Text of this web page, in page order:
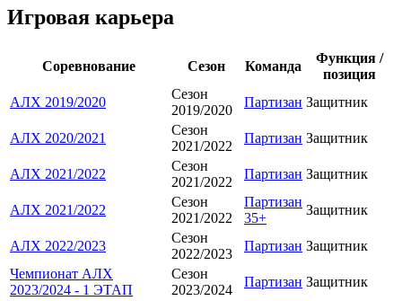
Игровая карьера
Соревнование Сезон Команда
Функция /
позиция
АЛХ 2019/2020
Сезон
2019/2020
Партизан Защитник
АЛХ 2020/2021
Сезон
2021/2022
Партизан Защитник
АЛХ 2021/2022
Сезон
2021/2022
Партизан Защитник
АЛХ 2021/2022
Сезон
2021/2022
Партизан
35+
Защитник
АЛХ 2022/2023
Сезон
2022/2023
Партизан Защитник
Чемпионат АЛХ
2023/2024 - 1 ЭТАП
Сезон
2023/2024
Партизан Защитник